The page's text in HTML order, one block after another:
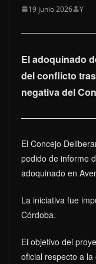
19 junio 2026 Y
El adoquinado
del conflicto
negativa del
El Concejo
pedido de informe
adoquinado en
La iniciativa fue
Córdoba.
El objetivo del
oficial respecto a